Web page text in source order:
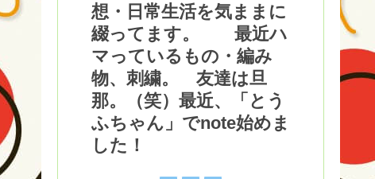
想・日常生活を気ままに
綴ってます。 最近ハ
マっているもの・編み
物、刺繍。 友達は旦
那。（笑）最近、「とう
ふちゃん」でnote始めま
した！